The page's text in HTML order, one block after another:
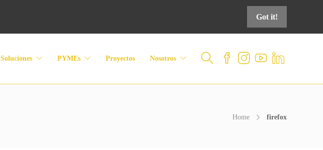
Got it!
Soluciones PYMEs Proyectos Nosotros
Home firefox